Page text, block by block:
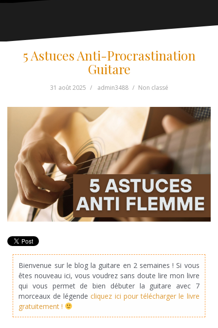
5 Astuces Anti-Procrastination
Guitare
31 août 2025 admin3488 Non classé
Bienvenue sur le blog la guitare en 2 semaines ! Si vous
êtes nouveau ici, vous voudrez sans doute lire mon livre
qui vous permet de bien débuter la guitare avec 7
morceaux de légendecliquez ici pour télécharger le livre
gratuitement !